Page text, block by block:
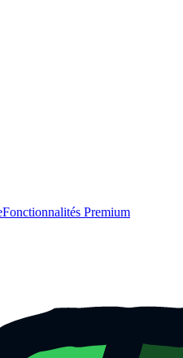
Fonctionnalités Premium